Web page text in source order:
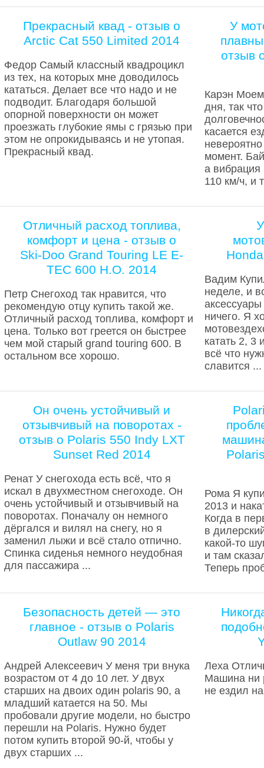
Прекрасный квад - отзыв о
Arctic Cat 550 Limited 2014
Федор Самый классный квадроцикл
из тех, на которых мне доводилось
кататься. Делает все что надо и не
подводит. Благодаря большой
опорной поверхности он может
проезжать глубокие ямы с грязью при
этом не опрокидываясь и не утопая.
Прекрасный квад.
У
отзыв
Карэн
дня, так
касается
момент.
а вибрация
110 км/ч, и
Отличный расход топлива,
комфорт и цена - отзыв о
Ski-Doo Grand Touring LE E-
TEC 600 H.O. 2014
Петр Снегоход так нравится, что
рекомендую отцу купить такой же.
Отличный расход топлива, комфорт и
цена. Только вот греется он быстрее
чем мой старый grand touring 600. В
остальном все хорошо.
Вадим
неделе, и
ничего. Я
катать 2, 3
всё что
славится ...
Он очень устойчивый и
отзывчивый на поворотах -
отзыв о Polaris 550 Indy LXT
Sunset Red 2014
Ренат У снегохода есть всё, что я
искал в двухместном снегоходе. Он
очень устойчивый и отзывчивый на
поворотах. Поначалу он немного
дёргался и вилял на снегу, но я
заменил лыжи и всё стало отпично.
Спинка сиденья немного неудобная
для пассажира ...
Рома Я
2013 и
Когда в
в
какой-то
и там
Теперь
Безопасность детей — это
главное - отзыв о Polaris
Outlaw 90 2014
Андрей Алексеевич У меня три внука
возрастом от 4 до 10 лет. У двух
старших на двоих один polaris 90, а
младший катается на 50. Мы
пробовали другие модели, но быстро
перешли на Polaris. Нужно будет
потом купить второй 90-й, чтобы у
двух старших ...
Леха
Машина ни
не ездил